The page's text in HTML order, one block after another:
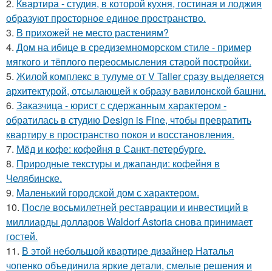
2. Квартира - студия, в которой кухня, гостиная и лоджия
образуют просторное единое пространство.
3. В прихожей не место растениям?
4. Дом на ибице в средиземноморском стиле - пример
мягкого и тёплого переосмысления старой постройки.
5. Жилой комплекс в тулуме от V Taller сразу выделяется
архитектурой, отсылающей к образу вавилонской башни.
6. Заказчица - юрист с сдержанным характером -
обратилась в студию Design is Fine, чтобы превратить
квартиру в пространство покоя и восстановления.
7. Мёд и кофе: кофейня в Санкт-петербурге.
8. Природные текстуры и джапанди: кофейня в
Челябинске.
9. Маленький городской дом с характером.
10. После восьмилетней реставрации и инвестиций в
миллиарды долларов Waldorf Astoria снова принимает
гостей.
11. В этой небольшой квартире дизайнер Наталья
чопенко объединила яркие детали, смелые решения и